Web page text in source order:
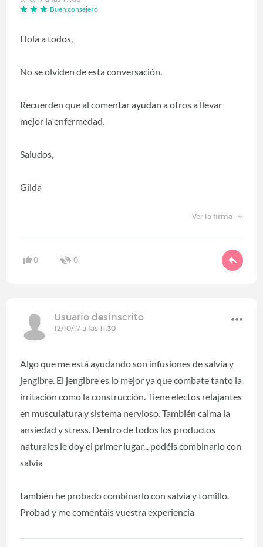
Buen consejero
Hola a todos,
No se olviden de esta conversación.
Recuerden que al comentar ayudan a otros a llevar
mejor la enfermedad.
Saludos,
Gilda
Ver la firma
0 0
Usuario desinscrito
12/10/17 a las 11:30
Algo que me está ayudando son infusiones de salvia y
jengibre. El jengibre es lo mejor ya que combate tanto la
irritación como la construcción. Tiene electos relajantes
en musculatura y sistema nervioso. También calma la
ansiedad y stress. Dentro de todos los productos
naturales le doy el primer lugar... podéis combinarlo con
salvia
también he probado combinarlo con salvia y tomillo.
Probad y me comentáis vuestra experiencia